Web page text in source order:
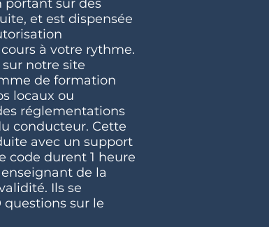
portant sur des
et est dispensée
à votre rythme.
notre site
de formation
locaux ou
réglementations
conducteur. Cette
avec un support
code durent 1 heure
de la
Ils se
sur le